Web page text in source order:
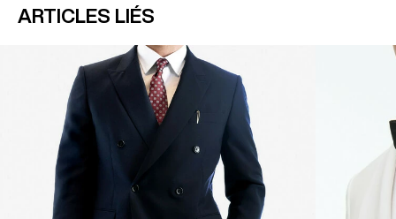
ARTICLES LIÉS